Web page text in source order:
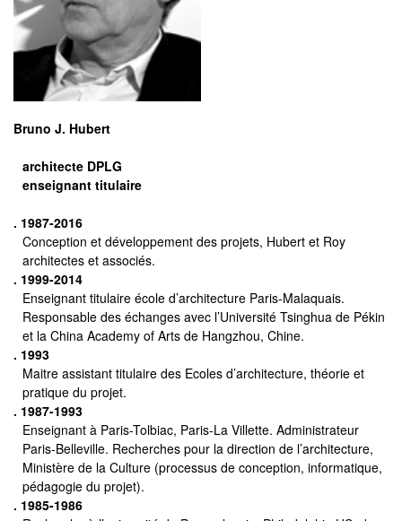
Bruno J. Hubert
architecte DPLG
enseignant titulaire
. 1987-2016
Conception et développement des projets, Hubert et Roy
architectes et associés.
. 1999-2014
Enseignant titulaire école d’architecture Paris-Malaquais.
Responsable des échanges avec l’Université Tsinghua de Pékin
et la China Academy of Arts de Hangzhou, Chine.
. 1993
Maitre assistant titulaire des Ecoles d’architecture, théorie et
pratique du projet.
. 1987-1993
Enseignant à Paris-Tolbiac, Paris-La Villette. Administrateur
Paris-Belleville. Recherches pour la direction de l’architecture,
Ministère de la Culture (processus de conception, informatique,
pédagogie du projet).
. 1985-1986